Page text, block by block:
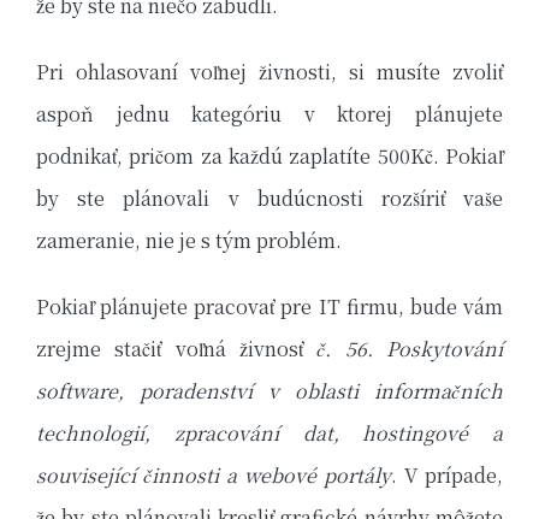
že by ste na niečo zabudli.
Pri ohlasovaní voľnej živnosti, si musíte zvoliť
aspoň jednu kategóriu v ktorej plánujete
podnikať, pričom za každú zaplatíte 500Kč. Pokiaľ
by ste plánovali v budúcnosti rozšíriť vaše
zameranie, nie je s tým problém.
Pokiaľ plánujete pracovať pre IT firmu, bude vám
zrejme stačiť voľná živnosťč. 56. Poskytování
software, poradenství v oblasti informačních
technologií, zpracování dat, hostingové a
související činnosti a webové portály. V prípade,